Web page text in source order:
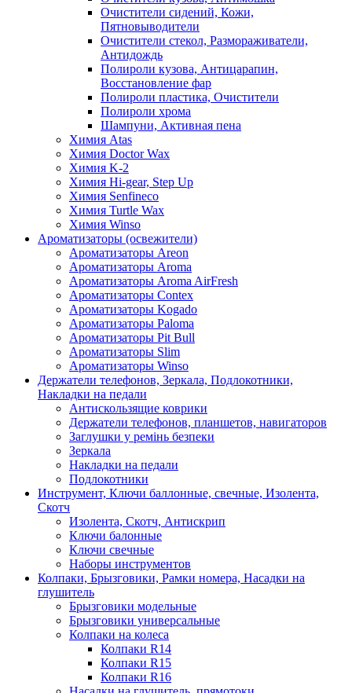
Очистители сидений, Кожи,
Пятновыводители
Очистители стекол, Размораживатели,
Антидождь
Полироли кузова, Антицарапин,
Восстановление фар
Полироли пластика, Очистители
Полироли хрома
Шампуни, Активная пена
Химия Atas
Химия Doctor Wax
Химия K-2
Химия Hi-gear, Step Up
Химия Senfineco
Химия Turtle Wax
Химия Winso
Ароматизаторы (освежители)
Ароматизаторы Areon
Ароматизаторы Aroma
Ароматизаторы Aroma AirFresh
Ароматизаторы Contex
Ароматизаторы Kogado
Ароматизаторы Paloma
Ароматизаторы Pit Bull
Ароматизаторы Slim
Ароматизаторы Winso
Держатели телефонов, Зеркала, Подлокотники,
Накладки на педали
Антискользящие коврики
Держатели телефонов, планшетов, навигаторов
Заглушки у ремінь безпеки
Зеркала
Накладки на педали
Подлокотники
Инструмент, Ключи баллонные, свечные, Изолента,
Скотч
Изолента, Скотч, Антискрип
Ключи балонные
Ключи свечные
Наборы инструментов
Колпаки, Брызговики, Рамки номера, Насадки на
глушитель
Брызговики модельные
Брызговики универсальные
Колпаки на колеса
Колпаки R14
Колпаки R15
Колпаки R16